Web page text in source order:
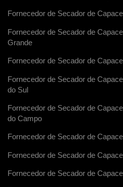
Fornecedor de Secador de
Fornecedor de Secador de
Grande
Fornecedor de Secador de
Fornecedor de Secador de
do Sul
Fornecedor de Secador de
do Campo
Fornecedor de Secador de
Fornecedor de Secador de
Fornecedor de Secador de